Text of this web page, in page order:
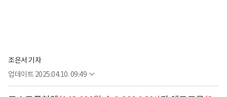
조은서 기자
업데이트 2025.04.10. 09:49